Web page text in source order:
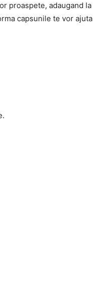
proaspete, adaugand la
capsunile te vor ajuta